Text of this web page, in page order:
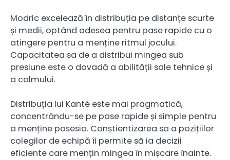
Modric excelează în distribuția pe distanțe scurte
și medii, optând adesea pentru pase rapide cu o
atingere pentru a menține ritmul jocului.
Capacitatea sa de a distribui mingea sub
presiune este o dovadă a abilității sale tehnice și
a calmului.
Distribuția lui Kanté este mai pragmatică,
concentrându-se pe pase rapide și simple pentru
a menține posesia. Conștientizarea sa a pozițiilor
colegilor de echipă îi permite să ia decizii
eficiente care mențin mingea în mișcare înainte.